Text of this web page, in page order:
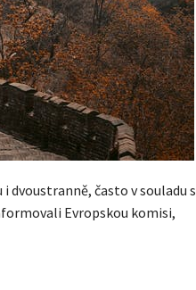
dvoustranně, často v souladu s
Evropskou komisi,